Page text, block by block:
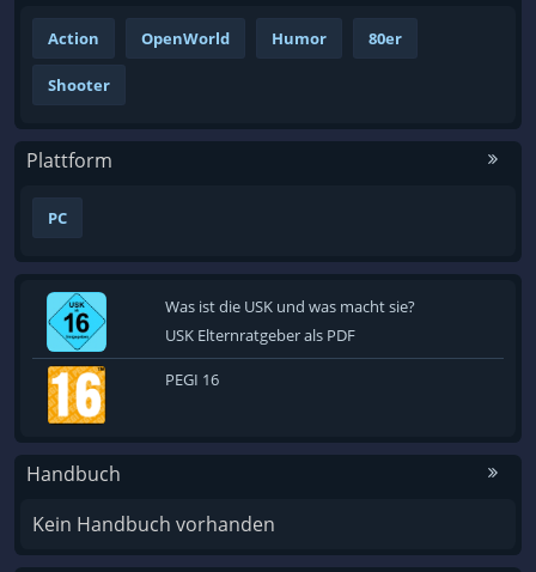
Action OpenWorld Humor 80er
Shooter
Plattform
PC
Was ist die USK und was macht sie?
USK Elternratgeber als PDF
PEGI 16
Handbuch
Kein Handbuch vorhanden